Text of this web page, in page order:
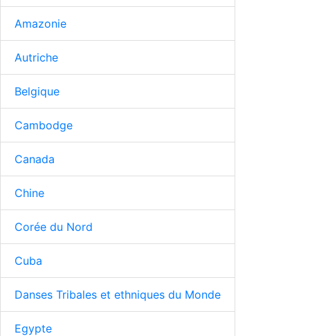
Amazonie
Autriche
Belgique
Cambodge
Canada
Chine
Corée du Nord
Cuba
Danses Tribales et ethniques du Monde
Egypte